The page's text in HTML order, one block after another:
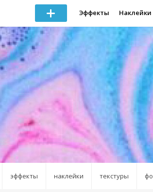
Эффекты Наклейки
эффекты наклейки текстуры